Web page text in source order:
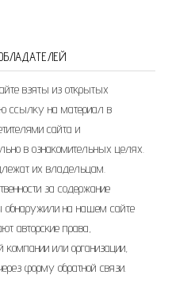
взяты из открытых
ссылку на материал в
сайта и
в ознакомительных целях.
их владельцам.
за содержание
обнаружили на нашем сайте
авторские права,
или организации,
форму обратной связи.